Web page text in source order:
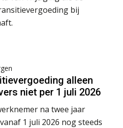
bij
alleen
niet per 1 juli 2026
na twee jaar
1 juli 2026 nog steeds
Cursus Van salarisadministrateur naar beloningsadviseur (basis)
Online cursus Bedingen in de arbeidsovereenkomst